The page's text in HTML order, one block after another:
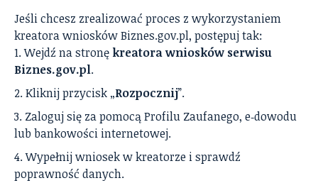
Jeśli chcesz zrealizować proces z wykorzystaniem
kreatora wniosków Biznes.gov.pl, postępuj tak:
Wejdź na stronę kreatora wniosków serwisu
Biznes.gov.pl.
Kliknij przycisk „Rozpocznij”.
Zaloguj się za pomocą Profilu Zaufanego, e‑dowodu
lub bankowości internetowej.
Wypełnij wniosek w kreatorze i sprawdź
poprawność danych.